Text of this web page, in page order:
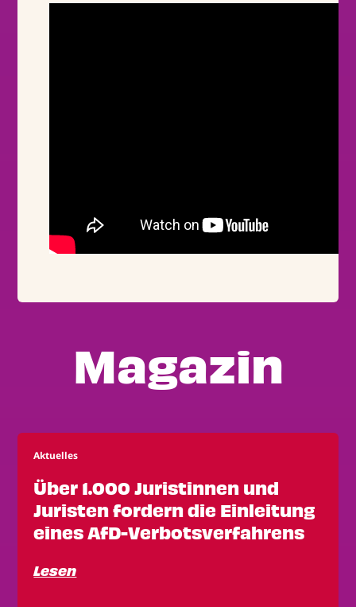
Magazin
Aktuelles
Über 1.000 Juristinnen und
Juristen fordern die Einleitung
eines AfD-Verbotsverfahrens
Lesen